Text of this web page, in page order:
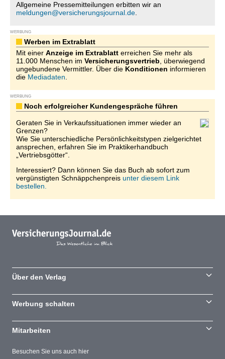
Allgemeine Pressemitteilungen erbitten wir an
meldungen@versicherungsjournal.de
WERBUNG
Werben im Extrablatt
Mit einer Anzeige im Extrablatt erreichen Sie mehr als
11.000 Menschen im Versicherungsvertrieb , überwiegend
ungebundene Vermittler. Über die Konditionen informieren
die Mediadaten
WERBUNG
Noch erfolgreicher Kundengespräche führen
Geraten Sie in Verkaufssituationen immer wieder an
Grenzen?
Wie Sie unterschiedliche Persönlichkeitstypen zielgerichtet
ansprechen, erfahren Sie im Praktikerhandbuch
„Vertriebsgötter“.
Interessiert? Dann können Sie das Buch ab sofort zum
vergünstigten Schnäppchenpreis unter diesem Link
bestellen.
Besuchen Sie uns auch hier
Über den Verlag
Werbung schalten
Mitarbeiten